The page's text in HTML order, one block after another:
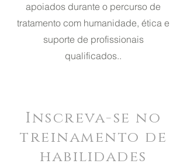
apoiados durante o percurso de
tratamento com humanidade, ética e
suporte de profissionais
qualificados..
Inscreva-se no
treinamento de
habilidades